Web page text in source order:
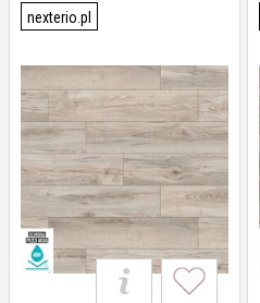
nexterio.pl